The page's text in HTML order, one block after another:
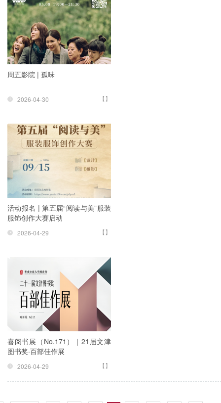
周五影院 | 孤味
2026-04-30 【】
活动报名 | 第五届“阅读与美”服装
服饰创作大赛启动
2026-04-29 【】
喜阅书展（No.171）｜21届文津
图书奖·百部佳作展
2026-04-29 【】